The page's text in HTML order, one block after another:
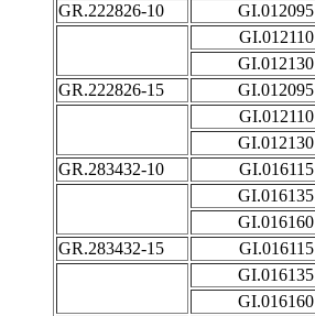
GR.222826-10
GI.012095
GI.012110
GI.012130
GR.222826-15
GI.012095
GI.012110
GI.012130
GR.283432-10
GI.016115
GI.016135
GI.016160
GR.283432-15
GI.016115
GI.016135
GI.016160